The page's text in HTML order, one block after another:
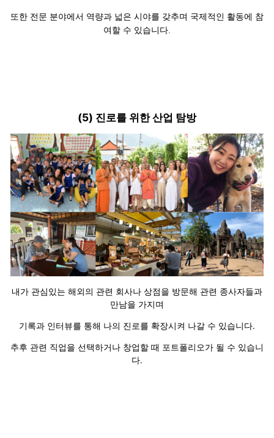
또한 전문 분야에서 역량과 넓은 시야를 갖추며 국제적인 활동에 참
여할 수 있습니다.
(5) 진로를 위한 산업 탐방
내가 관심있는 해외의 관련 회사나 상점을 방문해 관련 종사자들과
만남을 가지며
기록과 인터뷰를 통해 나의 진로를 확장시켜 나갈 수 있습니다.
추후 관련 직업을 선택하거나 창업할 때 포트폴리오가 될 수 있습니
다.